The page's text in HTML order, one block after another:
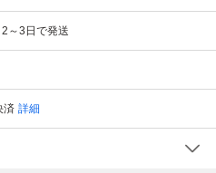
～3日で発送
済 詳細